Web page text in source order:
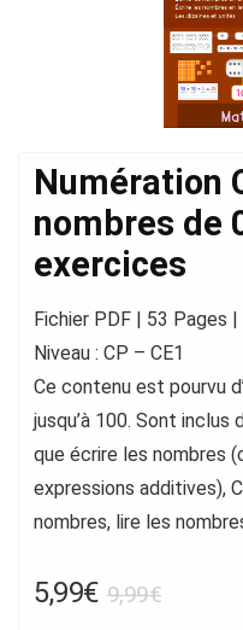
Numération
nombres de
exercices
Fichier PDF | 53 Pages |
Niveau : CP – CE1
Ce contenu est pourvu
jusqu’à 100. Sont
que écrire les nombres
expressions additives),
nombres, lire les
9,99€Le
5,99€
Le